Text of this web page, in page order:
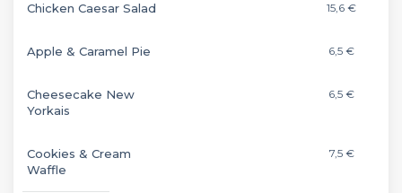
Chicken Caesar Salad 15,6 €
Apple & Caramel Pie 6,5 €
Cheesecake New
Yorkais
6,5 €
Cookies & Cream
Waffle
7,5 €